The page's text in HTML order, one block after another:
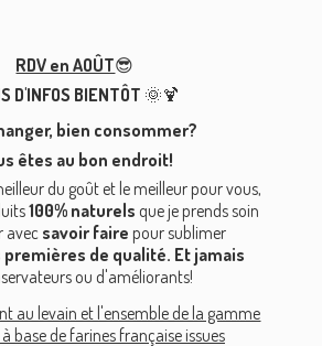
RDV en AOÛT😎
D'INFOS BIENTÔT 🌞🍹
bien consommer?
êtes au bon endroit!
du goût et le meilleur pour vous,
100% naturels que je prends soin
avecsavoir faire pour sublimer
de qualité. Et jamais
ou d'améliorants!
au levain et l'ensemble de la gamme
base de farines française issues